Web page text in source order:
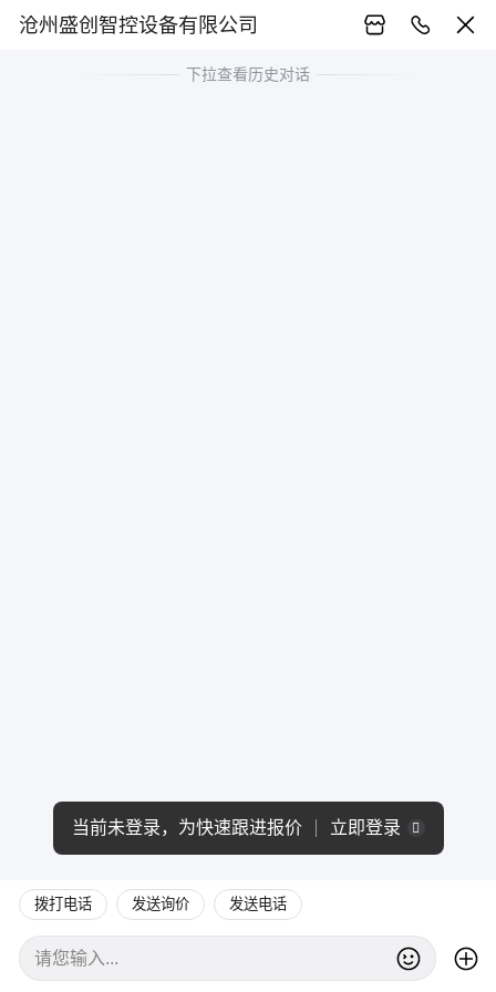
沧州盛创智控设备有限公司
下拉查看历史对话
拨打电话 发送询价 发送电话
当前未登录，为快速跟进报价 立即登录